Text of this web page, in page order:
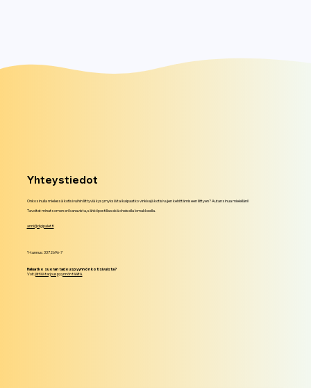
Yhteystiedot
Onko sinulla mielessä kotisivuihin liittyviä kysymyksiä tai kaipaatko vinkkejä kotisivujen kehittämiseen liittyen? Autan sinua mielelläni!
Tavoitat minut somen eri kanavista, sähköpostilla sekä oheisella lomakkeella.
anni@digipalet.fi
​Y-tunnus: 3372696-7
Haluatko suoran tarjouspyynnön kotisivuista?
Voitjättää tarjouspyynnön täältä.